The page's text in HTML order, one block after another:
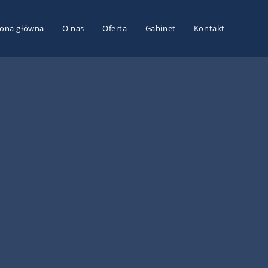
główna O nas Oferta Gabinet Kontakt